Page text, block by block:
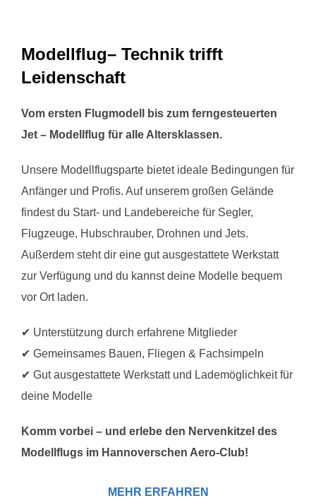
Modellflug– Technik trifft
Leidenschaft
Vom ersten Flugmodell bis zum ferngesteuerten
Jet – Modellflug für alle Altersklassen.
Unsere Modellflugsparte bietet ideale Bedingungen für
Anfänger und Profis. Auf unserem großen Gelände
findest du Start- und Landebereiche für Segler,
Flugzeuge, Hubschrauber, Drohnen und Jets.
Außerdem steht dir eine gut ausgestattete Werkstatt
zur Verfügung und du kannst deine Modelle bequem
vor Ort laden.
✔ Unterstützung durch erfahrene Mitglieder
✔ Gemeinsames Bauen, Fliegen & Fachsimpeln
✔ Gut ausgestattete Werkstatt und Lademöglichkeit für
deine Modelle
Komm vorbei – und erlebe den Nervenkitzel des
Modellflugs im Hannoverschen Aero-Club!
MEHR ERFAHREN